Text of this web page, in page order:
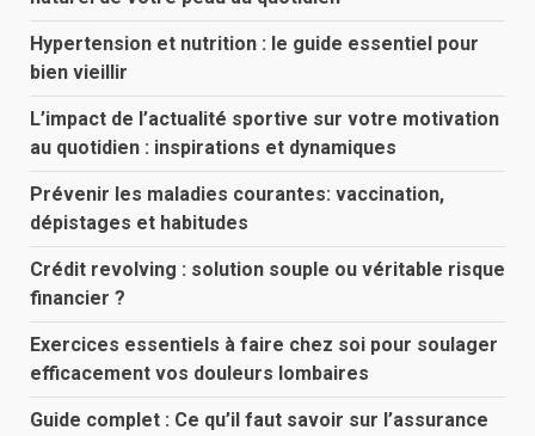
Hypertension et nutrition : le guide essentiel pour
bien vieillir
L’impact de l’actualité sportive sur votre motivation
au quotidien : inspirations et dynamiques
Prévenir les maladies courantes: vaccination,
dépistages et habitudes
Crédit revolving : solution souple ou véritable risque
financier ?
Exercices essentiels à faire chez soi pour soulager
efficacement vos douleurs lombaires
Guide complet : Ce qu’il faut savoir sur l’assurance